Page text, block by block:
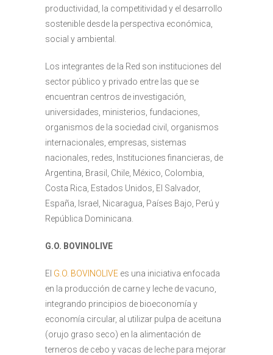
productividad, la competitividad y el desarrollo
sostenible desde la perspectiva económica,
social y ambiental.
Los integrantes de la Red son instituciones del
sector público y privado entre las que se
encuentran centros de investigación,
universidades, ministerios, fundaciones,
organismos de la sociedad civil, organismos
internacionales, empresas, sistemas
nacionales, redes, Instituciones financieras, de
Argentina, Brasil, Chile, México, Colombia,
Costa Rica, Estados Unidos, El Salvador,
España, Israel, Nicaragua, Países Bajo, Perú y
República Dominicana.
G.O. BOVINOLIVE
El G.O. BOVINOLIVE es una iniciativa enfocada
en la producción de carne y leche de vacuno,
integrando principios de bioeconomía y
economía circular, al utilizar pulpa de aceituna
(orujo graso seco) en la alimentación de
terneros de cebo y vacas de leche para mejorar